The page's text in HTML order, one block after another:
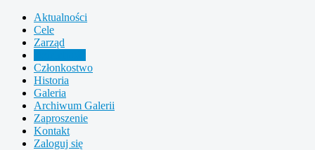
Aktualności
Cele
Zarząd
Członkostwo
Historia
Galeria
Archiwum Galerii
Zaproszenie
Kontakt
Zaloguj się